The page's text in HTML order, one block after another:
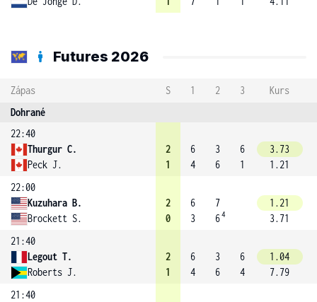
Futures 2026
Zápas S 1 2 3
Kurs
Dohrané
22:40
Thurgur C.
Peck J.
2
1
6
4
3
6
6
1
3.73
1.21
22:00
Kuzuhara B.
Brockett S.
2
0
6
3
7
64
1.21
3.71
21:40
Legout T.
Roberts J.
2
1
6
4
3
6
6
4
1.04
7.79
21:40